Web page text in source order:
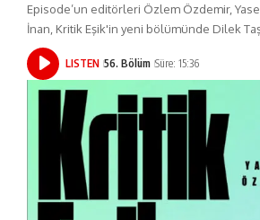
Episode’un editörleri Özlem Özdemir,
İnan, Kritik Eşik'in yeni bölümünde Dilek
LISTEN 56. Bölüm Süre: 15:36